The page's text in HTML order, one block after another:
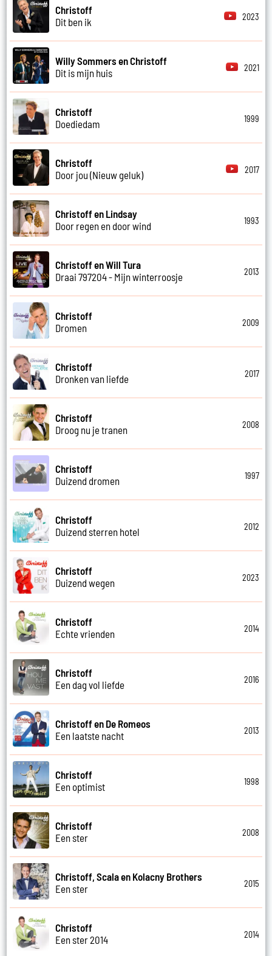
Christoff
Dit ben ik
2023
Willy Sommers en Christoff
Dit is mijn huis
2021
Christoff
Doediedam
1999
Christoff
Door jou (Nieuw geluk)
2017
Christoff en Lindsay
Door regen en door wind
1993
Christoff en Will Tura
Draai 797204 - Mijn winterroosje
2013
Christoff
Dromen
2009
Christoff
Dronken van liefde
2017
Christoff
Droog nu je tranen
2008
Christoff
Duizend dromen
1997
Christoff
Duizend sterren hotel
2012
Christoff
Duizend wegen
2023
Christoff
Echte vrienden
2014
Christoff
Een dag vol liefde
2016
Christoff en De Romeos
Een laatste nacht
2013
Christoff
Een optimist
1998
Christoff
Een ster
2008
Christoff, Scala en Kolacny Brothers
Een ster
2015
Christoff
Een ster 2014
2014